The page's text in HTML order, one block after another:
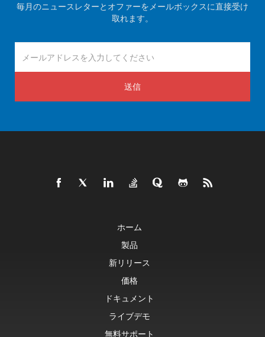
毎月のニュースレターとオファーをメールボックスに直接受け
取れます。
送信
ホーム
製品
新リリース
価格
ドキュメント
ライブデモ
無料サポート